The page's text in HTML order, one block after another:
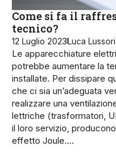
Come si fa il
tecnico?
12 Luglio 2023Luca
Le apparecchiature
potrebbe aumentare la
installate. Per dissipare
che ci sia un’adeguata
realizzare una
lettriche (trasformato­ri,
il loro ser­vizio,
effetto Joule.…